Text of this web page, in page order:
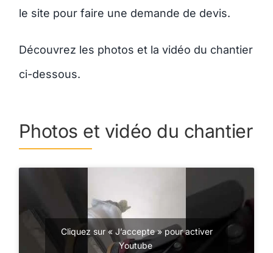
le site pour faire une demande de devis.
Découvrez les photos et la vidéo du chantier
ci-dessous.
Photos et vidéo du chantier
Cliquez sur « J’accepte » pour activer
Youtube